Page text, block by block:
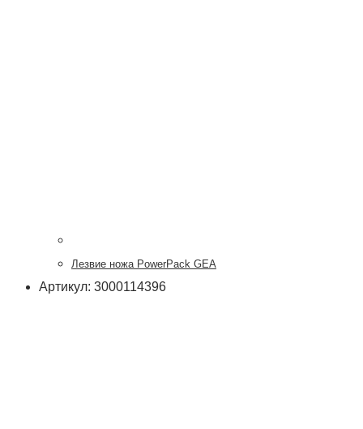
Лезвие ножа PowerPack GEA
Артикул: 3000114396